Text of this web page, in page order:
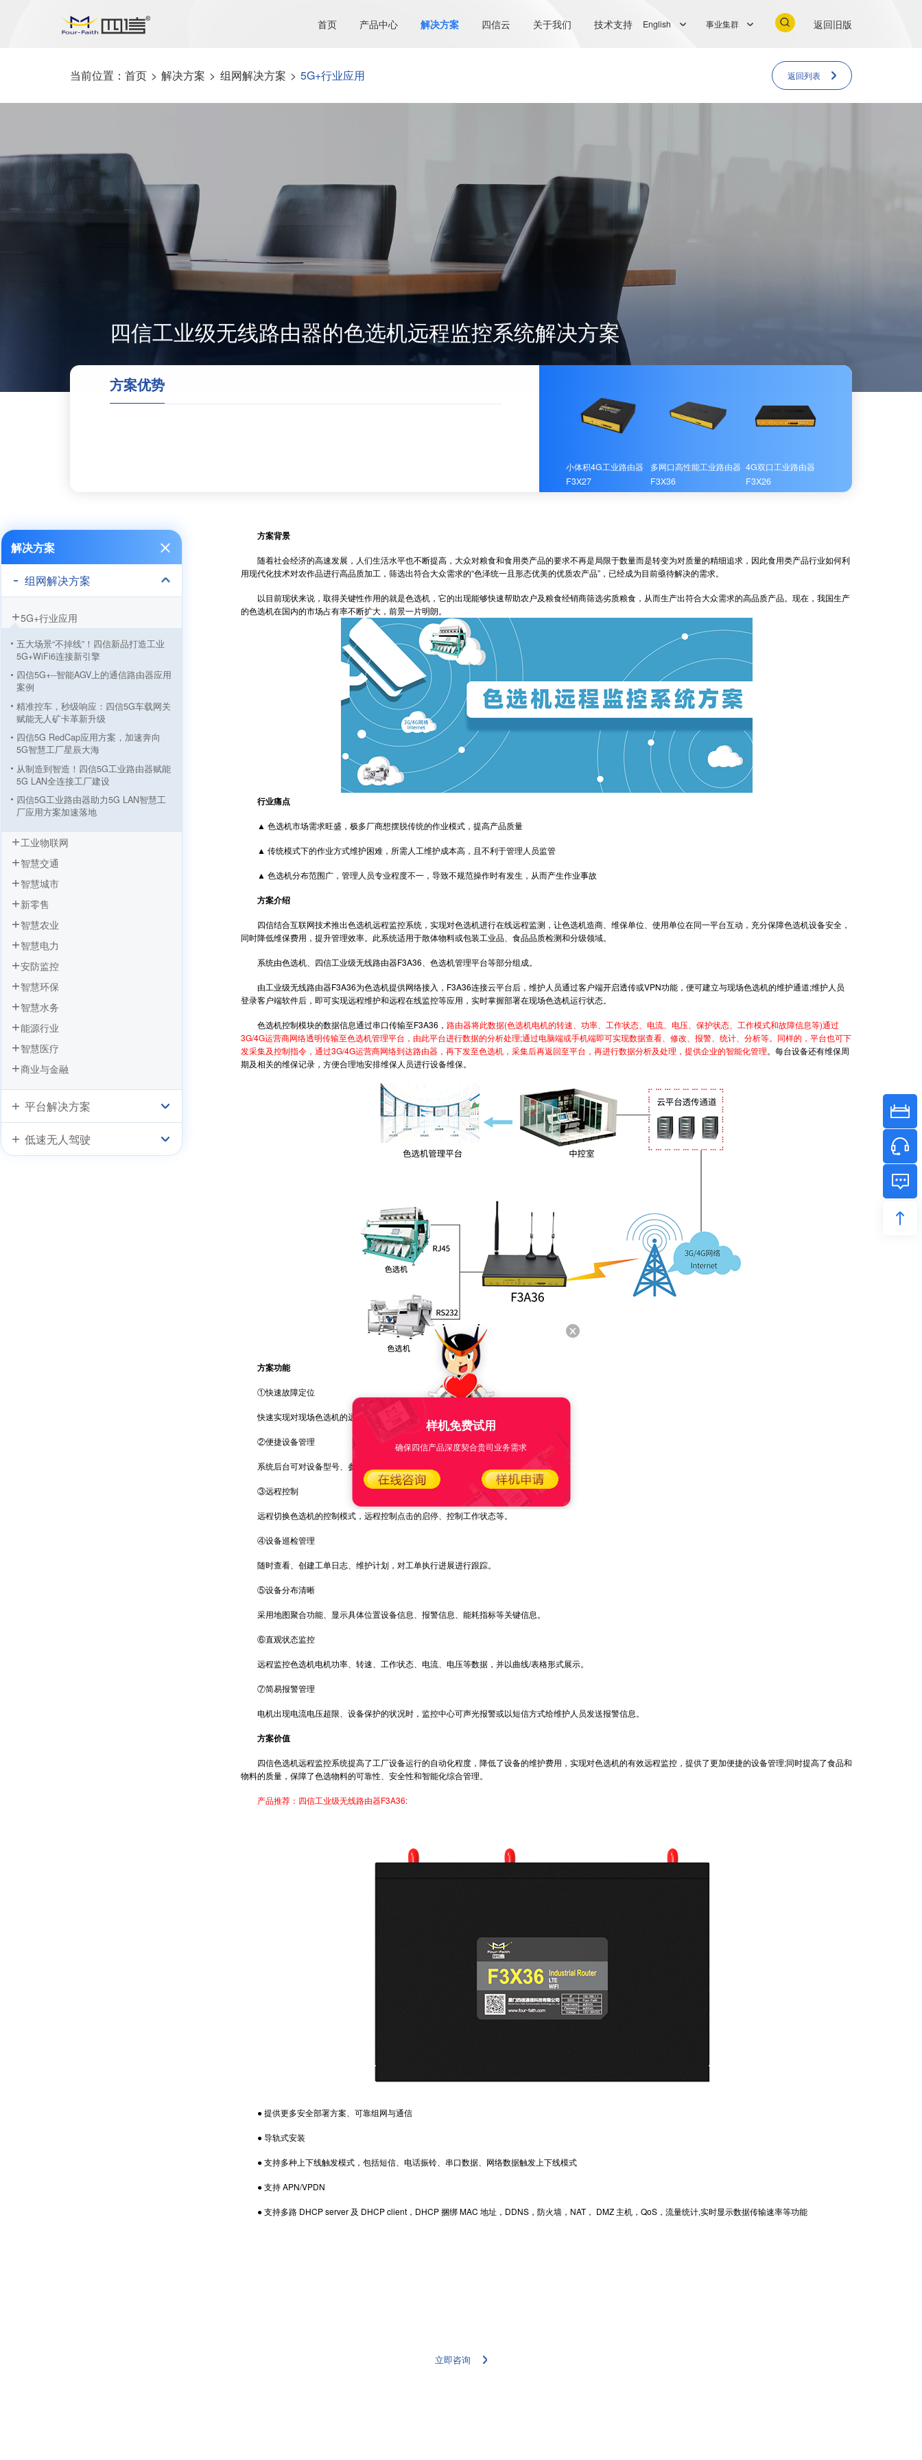
首页 产品中心 解决方案 四信云 关于我们 技术支持 English 事业集群 返回旧版
当前位置： 首页 > 解决方案 > 组网解决方案 > 5G+行业应用 返回列表
四信工业级无线路由器的色选机远程监控系统解决方案
方案优势
小体积4G工业路由器
F3X27
多网口高性能工业路由器
F3X36
4G双口工业路由器
F3X26
解决方案
组网解决方案
5G+行业应用
五大场景“不掉线”！四信新品打造工业
5G+WiFi6连接新引擎
四信5G+--智能AGV上的通信路由器应用
案例
精准控车，秒级响应：四信5G车载网关
赋能无人矿卡革新升级
四信5G RedCap应用方案，加速奔向
5G智慧工厂星辰大海
从制造到智造！四信5G工业路由器赋能
5G LAN全连接工厂建设
四信5G工业路由器助力5G LAN智慧工
厂应用方案加速落地
四信让施工安全看得见
5G+智慧工厂数据采集监控方案 “数字
AGV小车基于四信5G工业路由器的应用
工业机器人远程监控系统方案
工业物联网
智慧交通
智慧城市
新零售
智慧农业
智慧电力
安防监控
智慧环保
智慧水务
能源行业
智慧医疗
商业与金融
平台解决方案
低速无人驾驶
方案背景
随着社会经济的高速发展，人们生活水平也不断提高，大众对粮食和食用类产品的要求不再是局限于数量而是转变为对质量的精细追求，因此食用类产品行业如何利
用现代化技术对农作品进行高品质加工，筛选出符合大众需求的“色泽统一且形态优美的优质农产品”，已经成为目前亟待解决的需求。
以目前现状来说，取得关键性作用的就是色选机，它的出现能够快速帮助农户及粮食经销商筛选劣质粮食，从而生产出符合大众需求的高品质产品。现在，我国生产
的色选机在国内的市场占有率不断扩大，前景一片明朗。
行业痛点
▲ 色选机市场需求旺盛，极多厂商想摆脱传统的作业模式，提高产品质量
▲ 传统模式下的作业方式维护困难，所需人工维护成本高，且不利于管理人员监管
▲ 色选机分布范围广，管理人员专业程度不一，导致不规范操作时有发生，从而产生作业事故
方案介绍
四信结合互联网技术推出色选机远程监控系统，实现对色选机进行在线远程监测，让色选机造商、维保单位、使用单位在同一平台互动，充分保障色选机设备安全，
同时降低维保费用，提升管理效率。此系统适用于散体物料或包装工业品、食品品质检测和分级领域。
系统由色选机、四信工业级无线路由器F3A36、色选机管理平台等部分组成。
由工业级无线路由器F3A36为色选机提供网络接入，F3A36连接云平台后，维护人员通过客户端开启透传或VPN功能，便可建立与现场色选机的维护通道;维护人员
登录客户端软件后，即可实现远程维护和远程在线监控等应用，实时掌握部署在现场色选机运行状态。
色选机控制模块的数据信息通过串口传输至F3A36， 路由器将此数据(色选机电机的转速、功率、工作状态、电流、电压、保护状态、工作模式和故障信息等)通过
3G/4G运营商网络透明传输至色选机管理平台，由此平台进行数据的分析处理;通过电脑端或手机端即可实现数据查看、修改、报警、统计、分析等。同样的，平台也可下
发采集及控制指令，通过3G/4G运营商网络到达路由器，再下发至色选机，采集后再返回至平台，再进行数据分析及处理，提供企业的智能化管理。每台设备还有维保周
期及相关的维保记录，方便合理地安排维保人员进行设备维保。
方案功能
①快速故障定位
快速实现对现场色选机的远程诊断等。
②便捷设备管理
系统后台可对设备型号、参数、生产日期等关键资产的信息进行管理。
③远程控制
远程切换色选机的控制模式，远程控制点击的启停、控制工作状态等。
④设备巡检管理
随时查看、创建工单日志、维护计划，对工单执行进展进行跟踪。
⑤设备分布清晰
采用地图聚合功能、显示具体位置设备信息、报警信息、能耗指标等关键信息。
⑥直观状态监控
远程监控色选机电机功率、转速、工作状态、电流、电压等数据，并以曲线/表格形式展示。
⑦简易报警管理
电机出现电流电压超限、设备保护的状况时，监控中心可声光报警或以短信方式给维护人员发送报警信息。
方案价值
四信色选机远程监控系统提高了工厂设备运行的自动化程度，降低了设备的维护费用，实现对色选机的有效远程监控，提供了更加便捷的设备管理;同时提高了食品和
物料的质量，保障了色选物料的可靠性、安全性和智能化综合管理。
产品推荐：四信工业级无线路由器F3A36:
● 提供更多安全部署方案、可靠组网与通信
● 导轨式安装
● 支持多种上下线触发模式，包括短信、电话振铃、串口数据、网络数据触发上下线模式
● 支持 APN/VPDN
● 支持多路 DHCP server 及 DHCP client，DHCP 捆绑 MAC 地址，DDNS，防火墙，NAT， DMZ 主机，QoS，流量统计,实时显示数据传输速率等功能
立即咨询
样机免费试用
确保四信产品深度契合贵司业务需求